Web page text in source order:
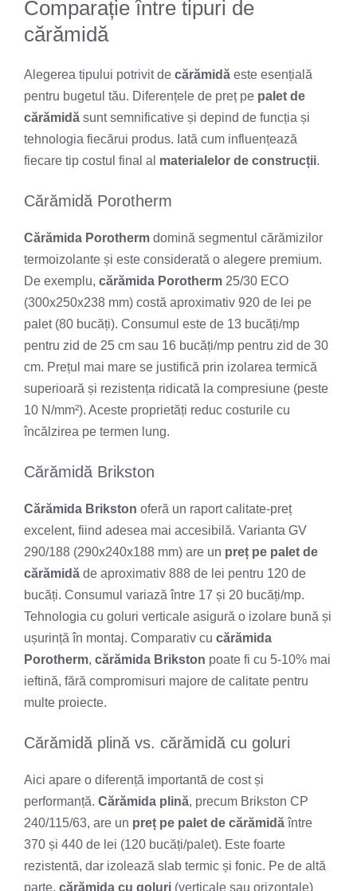
Comparație între tipuri de
cărămidă
Alegerea tipului potrivit de cărămidă este esențială
pentru bugetul tău. Diferențele de preț pe palet de
cărămidă sunt semnificative și depind de funcția și
tehnologia fiecărui produs. Iată cum influențează
fiecare tip costul final al materialelor de construcții.
Cărămidă Porotherm
Cărămida Porotherm domină segmentul cărămizilor
termoizolante și este considerată o alegere premium.
De exemplu, cărămida Porotherm 25/30 ECO
(300x250x238 mm) costă aproximativ 920 de lei pe
palet (80 bucăți). Consumul este de 13 bucăți/mp
pentru zid de 25 cm sau 16 bucăți/mp pentru zid de 30
cm. Prețul mai mare se justifică prin izolarea termică
superioară și rezistența ridicată la compresiune (peste
10 N/mm²). Aceste proprietăți reduc costurile cu
încălzirea pe termen lung.
Cărămidă Brikston
Cărămida Brikston oferă un raport calitate-preț
excelent, fiind adesea mai accesibilă. Varianta GV
290/188 (290x240x188 mm) are un preț pe palet de
cărămidă de aproximativ 888 de lei pentru 120 de
bucăți. Consumul variază între 17 și 20 bucăți/mp.
Tehnologia cu goluri verticale asigură o izolare bună și
ușurință în montaj. Comparativ cu cărămida
Porotherm, cărămida Brikston poate fi cu 5-10% mai
ieftină, fără compromisuri majore de calitate pentru
multe proiecte.
Cărămidă plină vs. cărămidă cu goluri
Aici apare o diferență importantă de cost și
performanță. Cărămida plină, precum Brikston CP
240/115/63, are un preț pe palet de cărămidăîntre
370 și 440 de lei (120 bucăți/palet). Este foarte
rezistentă, dar izolează slab termic și fonic. Pe de altă
parte, cărămida cu goluri (verticale sau orizontale)